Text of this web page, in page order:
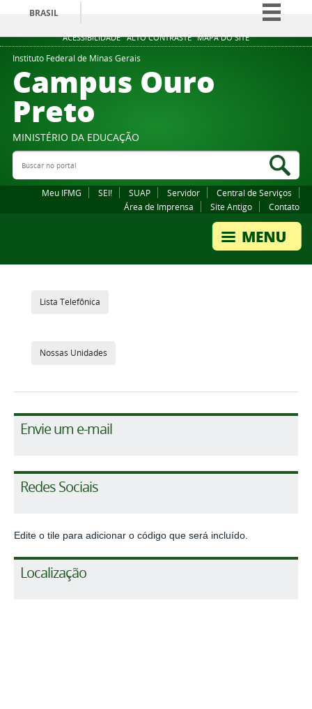
ACESSIBILIDADE ALTO CONTRASTE MAPA DO SITE
BRASIL
Simplifique!
Participe
Instituto Federal de Minas Gerais
Campus Ouro
Preto
MINISTÉRIO DA EDUCAÇÃO
Buscar no portal
Meu IFMG SEI! SUAP Servidor
Central de Serviços
Área de Imprensa
Site Antigo Contato
Lista Telefônica
Nossas Unidades
Envie um e-mail
Redes Sociais
Edite o tile para adicionar o código que será incluído.
Localização